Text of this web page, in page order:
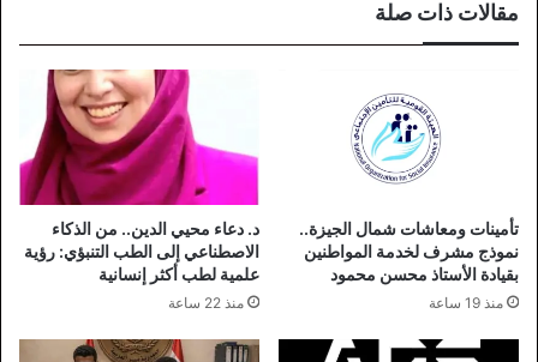
مقالات ذات صلة
تأمينات ومعاشات شمال الجيزة..
نموذج مشرف لخدمة المواطنين
بقيادة الأستاذ محسن محمود
منذ 19 ساعة
د. دعاء محيي الدين.. من الذكاء
الاصطناعي إلى الطب التنبؤي: رؤية
علمية لطب أكثر إنسانية
منذ 22 ساعة